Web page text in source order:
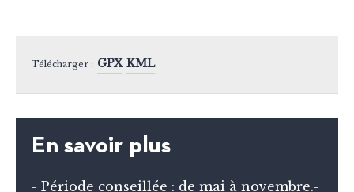
Télécharger : GPX KML
En savoir plus
- Période conseillée : de mai à novembre.-